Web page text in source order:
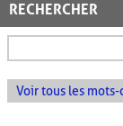
RECHERCHER
Voir tous les mots-